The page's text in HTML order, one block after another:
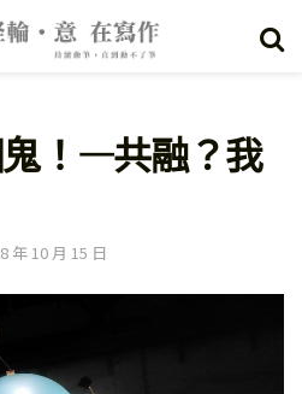
！—共融？我
年 10 月 15 日